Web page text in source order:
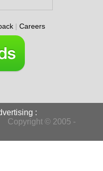
| Careers
:
Copyright © 2005 -